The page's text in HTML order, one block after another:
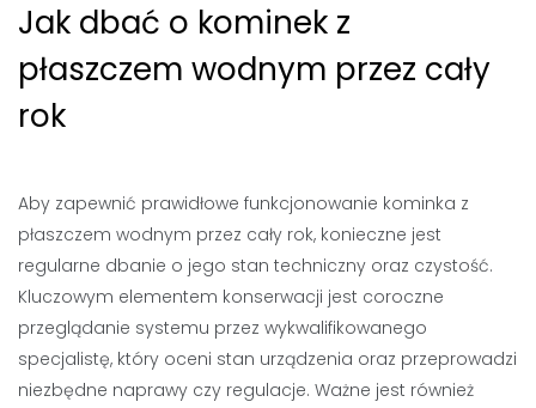
Jak dbać o kominek z
płaszczem wodnym przez cały
rok
Aby zapewnić prawidłowe funkcjonowanie kominka z
płaszczem wodnym przez cały rok, konieczne jest
regularne dbanie o jego stan techniczny oraz czystość.
Kluczowym elementem konserwacji jest coroczne
przeglądanie systemu przez wykwalifikowanego
specjalistę, który oceni stan urządzenia oraz przeprowadzi
niezbędne naprawy czy regulacje. Ważne jest również